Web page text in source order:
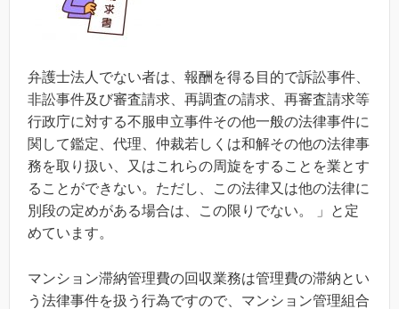
弁護士法人でない者は、報酬を得る目的で訴訟事件、
非訟事件及び審査請求、再調査の請求、再審査請求等
行政庁に対する不服申立事件その他一般の法律事件に
関して鑑定、代理、仲裁若しくは和解その他の法律事
務を取り扱い、又はこれらの周旋をすることを業とす
ることができない。ただし、この法律又は他の法律に
別段の定めがある場合は、この限りでない。 」と定
めています。
マンション滞納管理費の回収業務は管理費の滞納とい
う法律事件を扱う行為ですので、マンション管理組合